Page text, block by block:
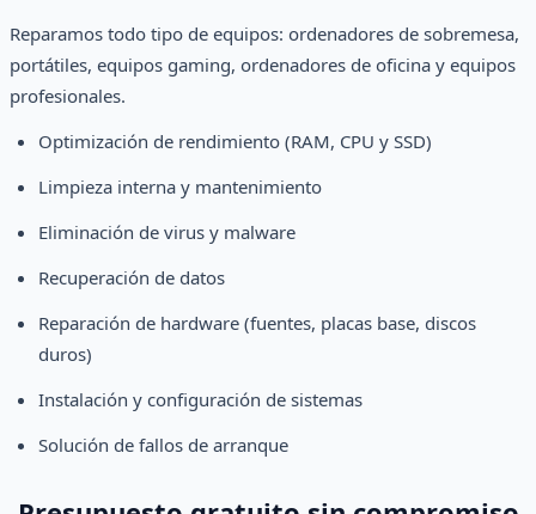
Reparamos todo tipo de equipos: ordenadores de sobremesa,
portátiles, equipos gaming, ordenadores de oficina y equipos
profesionales.
Optimización de rendimiento (RAM, CPU y SSD)
Limpieza interna y mantenimiento
Eliminación de virus y malware
Recuperación de datos
Reparación de hardware (fuentes, placas base, discos
duros)
Instalación y configuración de sistemas
Solución de fallos de arranque